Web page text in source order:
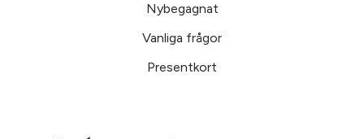
Nybegagnat
Vanliga frågor
Presentkort